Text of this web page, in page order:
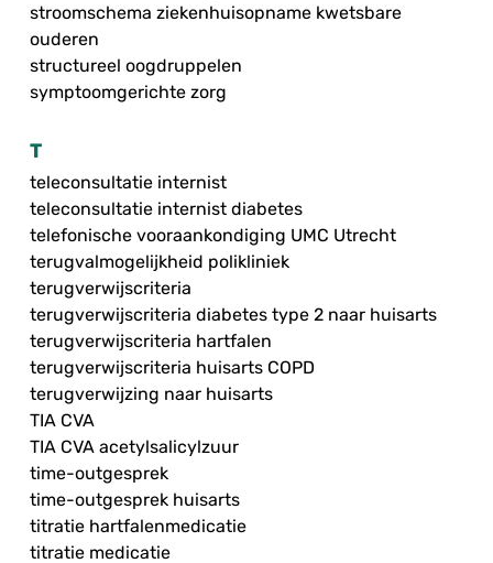
stroomschema ziekenhuisopname kwetsbare
ouderen
structureel oogdruppelen
symptoomgerichte zorg
T
teleconsultatie internist
teleconsultatie internist diabetes
telefonische vooraankondiging UMC Utrecht
terugvalmogelijkheid polikliniek
terugverwijscriteria
terugverwijscriteria diabetes type 2 naar huisarts
terugverwijscriteria hartfalen
terugverwijscriteria huisarts COPD
terugverwijzing naar huisarts
TIA CVA
TIA CVA acetylsalicylzuur
time-outgesprek
time-outgesprek huisarts
titratie hartfalenmedicatie
titratie medicatie